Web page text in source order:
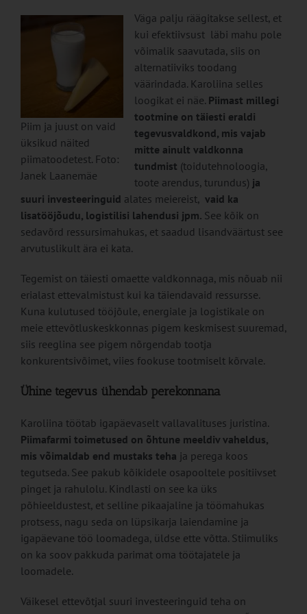
Piim ja juust on vaid
üksikud näited
piimatoodetest. Foto:
Janek Laanemäe
Väga palju räägitakse sellest, et
kui efektiivsust läbi mahu pole
võimalik saavutada, siis on
alternatiiviks toodang
väärindada. Karoliina selles
loogikat ei näe. Piimast millegi
tootmine on täiesti eraldi
tegevusvaldkond, mis vajab
mitte ainult valdkonna
tundmist (toidutehnoloogia,
toote arendus, turundus) ja
suuri investeeringuid alates meiereist, vaid ka
lisatööjõudu, logistilisi lahendusi jpm. See kõik on
sedavõrd ressursimahukas, et saadud lisandväärtust see
arvutuslikult ära ei kata.
Tegemist on täiesti omaette valdkonnaga, mis nõuab nii
erialast ettevalmistust kui ka täiendavaid ressursse.
Kuna kulutused tööjõule, energiale ja logistikale on
meie ettevõtluskeskkonnas pigem keskmisest suuremad,
siis reeglina see pigem nõrgendab tootja
konkurentsivõimet, viies fookuse tootmiselt kõrvale.
Ühine tegevus ühendab perekonnana
Karoliina töötab igapäevaselt vallavalituses juristina.
Piimafarmi toimetused on õhtune meeldiv vaheldus,
mis võimaldab end mustaks teha ja perega koos
tegutseda. See pakub kõikidele osapooltele positiivset
pinget ja rahulolu. Kindlasti on see ka üks
põhieeldustest, et selline pikaajaline ja töömahukas
protsess, nagu seda on lüpsikarja laiendamine ja
igapäevane töö loomadega, üldse ette võtta. Stiimuliks
on ka soov pakkuda parimat oma töötajatele ja
loomadele.
Väikesel ettevõtjal suuri investeeringuid teha on